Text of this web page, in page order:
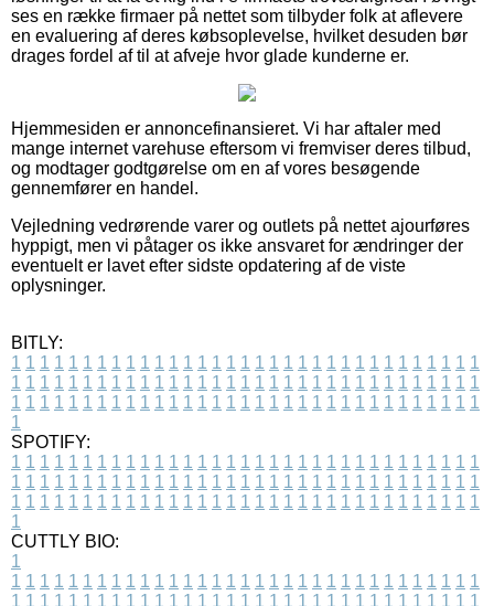
ses en række firmaer på nettet som tilbyder folk at aflevere
en evaluering af deres købsoplevelse, hvilket desuden bør
drages fordel af til at afveje hvor glade kunderne er.
Hjemmesiden er annoncefinansieret. Vi har aftaler med
mange internet varehuse eftersom vi fremviser deres tilbud,
og modtager godtgørelse om en af vores besøgende
gennemfører en handel.
Vejledning vedrørende varer og outlets på nettet ajourføres
hyppigt, men vi påtager os ikke ansvaret for ændringer der
eventuelt er lavet efter sidste opdatering af de viste
oplysninger.
BITLY:
1 1 1 1 1 1 1 1 1 1 1 1 1 1 1 1 1 1 1 1 1 1 1 1 1 1 1 1 1 1 1 1 1
1 1 1 1 1 1 1 1 1 1 1 1 1 1 1 1 1 1 1 1 1 1 1 1 1 1 1 1 1 1 1 1 1
1 1 1 1 1 1 1 1 1 1 1 1 1 1 1 1 1 1 1 1 1 1 1 1 1 1 1 1 1 1 1 1 1
1
SPOTIFY:
1 1 1 1 1 1 1 1 1 1 1 1 1 1 1 1 1 1 1 1 1 1 1 1 1 1 1 1 1 1 1 1 1
1 1 1 1 1 1 1 1 1 1 1 1 1 1 1 1 1 1 1 1 1 1 1 1 1 1 1 1 1 1 1 1 1
1 1 1 1 1 1 1 1 1 1 1 1 1 1 1 1 1 1 1 1 1 1 1 1 1 1 1 1 1 1 1 1 1
1
CUTTLY BIO:
1
1 1 1 1 1 1 1 1 1 1 1 1 1 1 1 1 1 1 1 1 1 1 1 1 1 1 1 1 1 1 1 1 1
1 1 1 1 1 1 1 1 1 1 1 1 1 1 1 1 1 1 1 1 1 1 1 1 1 1 1 1 1 1 1 1 1